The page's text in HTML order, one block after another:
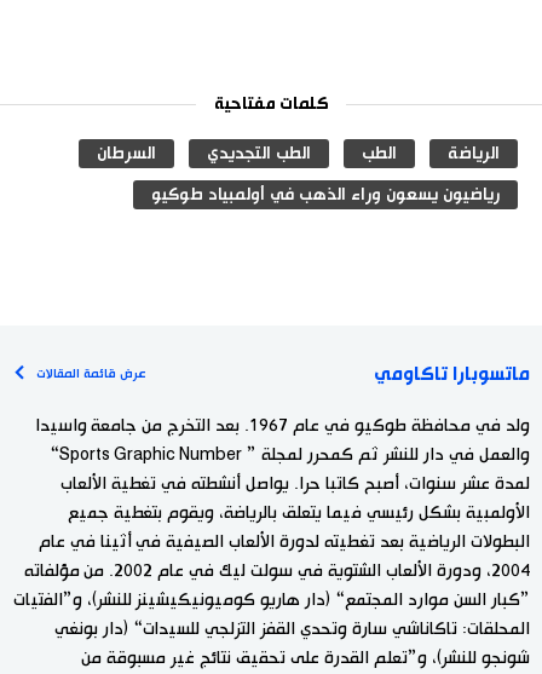
كلمات مفتاحية
الرياضة الطب الطب التجديدي السرطان
رياضيون يسعون وراء الذهب في أولمبياد طوكيو
ماتسوبارا تاكاومي عرض قائمة المقالات
ولد في محافظة طوكيو في عام 1967. بعد التخرج من جامعة واسيدا
والعمل في دار للنشر ثم كمحرر لمجلة ” Sports Graphic Number“
لمدة عشر سنوات، أصبح كاتبا حرا. يواصل أنشطته في تغطية الألعاب
الأولمبية بشكل رئيسي فيما يتعلق بالرياضة، ويقوم بتغطية جميع
البطولات الرياضية بعد تغطيته لدورة الألعاب الصيفية في أثينا في عام
2004، ودورة الألعاب الشتوية في سولت ليك في عام 2002. من مؤلفاته
”كبار السن موارد المجتمع“ (دار هاريو كوميونيكيشينز للنشر)، و”الفتيات
المحلقات: تاكاناشي سارة وتحدي القفز التزلجي للسيدات“ (دار بونغي
شونجو للنشر)، و”تعلم القدرة على تحقيق نتائج غير مسبوقة من